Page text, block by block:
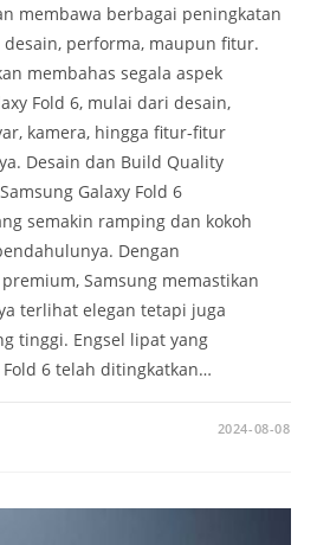
membawa berbagai peningkatan
performa, maupun fitur.
membahas segala aspek
Fold 6, mulai dari desain,
kamera, hingga fitur-fitur
Desain dan Build Quality
Galaxy Fold 6
semakin ramping dan kokoh
Dengan
Samsung memastikan
terlihat elegan tetapi juga
tinggi. Engsel lipat yang
6 telah ditingkatkan…
2024-08-08